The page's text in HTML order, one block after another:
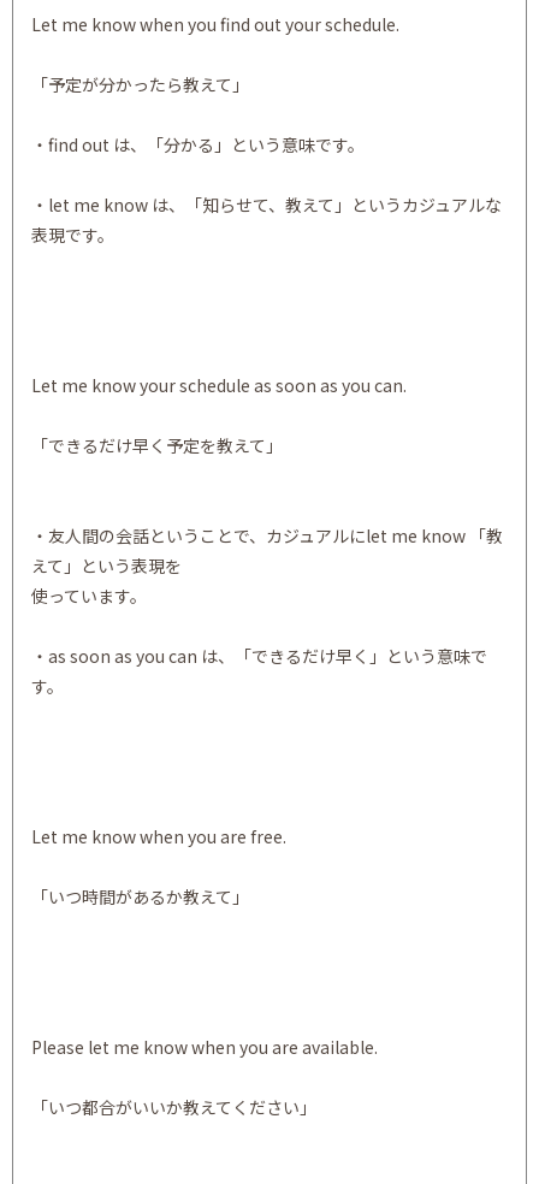
Let me know when you find out your schedule.
「予定が分かったら教えて」
・find out は、「分かる」という意味です。
・let me know は、「知らせて、教えて」というカジュアルな
表現です。
Let me know your schedule as soon as you can.
「できるだけ早く予定を教えて」
・友人間の会話ということで、カジュアルにlet me know 「教
えて」という表現を
使っています。
・as soon as you can は、「できるだけ早く」という意味で
す。
Let me know when you are free.
「いつ時間があるか教えて」
Please let me know when you are available.
「いつ都合がいいか教えてください」